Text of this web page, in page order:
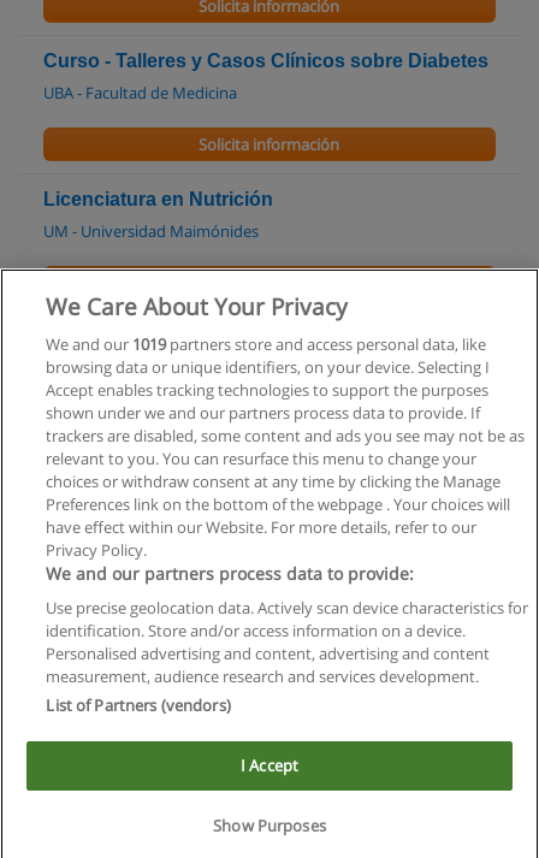
Solicita información
Curso - Talleres y Casos Clínicos sobre Diabetes
UBA - Facultad de Medicina
Solicita información
Licenciatura en Nutrición
UM - Universidad Maimónides
Curso de Reflexología Podal Intensivo
Centro Holistico Jana Nasif
Solicita información
Privacidad de datos
Contactar con Educaedu
Copyright © Educaedu Business S.L. - CIF : B-95610580: -
We Care About Your Privacy
We and our 1019partners store and access personal data, like
browsing data or unique identifiers, on your device. Selecting I
Accept enables tracking technologies to support the purposes
shown under we and our partners process data to provide. If
trackers are disabled, some content and ads you see may not be as
relevant to you. You can resurface this menu to change your
choices or withdraw consent at any time by clicking the Manage
Preferences link on the bottom of the webpage . Your choices will
have effect within our Website. For more details, refer to our
Privacy Policy.
We and our partners process data to provide:
Use precise geolocation data. Actively scan device characteristics for
identification. Store and/or access information on a device.
Personalised advertising and content, advertising and content
measurement, audience research and services development.
List of Partners (vendors)
I Accept
Show Purposes